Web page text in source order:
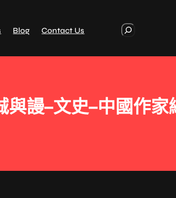
Blog Contact Us
r
謾–文史–中國作家